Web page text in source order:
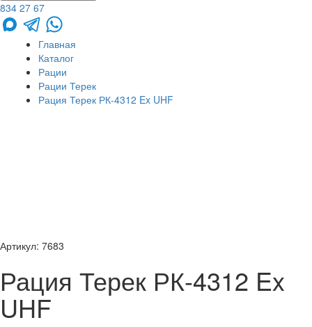
834 27 67
Главная
Каталог
Рации
Рации Терек
Рация Терек РК-4312 Ex UHF
Артикул: 7683
Рация Терек РК-4312 Ex
UHF